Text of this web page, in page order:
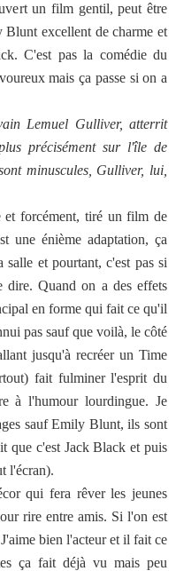
un film gentil, peut être
excellent de charme et
C'est pas la comédie du
mais ça passe si on a
Lemuel Gulliver, atterrit
précisément sur l'île de
minuscules, Gulliver, lui,
et forcément, tiré un film de
une énième adaptation, ça
salle et pourtant, c'est pas si
dire. Quand on a des effets
en forme qui fait ce qu'il
pas sauf que voilà, le côté
jusqu'à recréer un Time
fait fulminer l'esprit du
à l'humour lourdingue. Je
sauf Emily Blunt, ils sont
que c'est Jack Black et puis
l'écran).
qui fera rêver les jeunes
rire entre amis. Si l'on est
bien l'acteur et il fait ce
ça fait déjà vu mais peu